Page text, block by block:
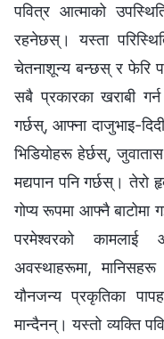
पवित्र आत्माको
रहनेछस्। यस्ता
चेतनाशून्य बन्छस् र फेरि
सबै प्रकारका खराबी
गर्छस्, आफ्ना दाजुभाइ-
भिडियोहरू हेर्छस्,
मद्यपान पनि गर्छस्। तेरो
गोप्य रूपमा आफ्नै
परमेश्‍वरको
अवस्थाहरूमा,
यौनजन्य प्रकृतिका
मान्दैनन्। यस्तो व्यक्ति